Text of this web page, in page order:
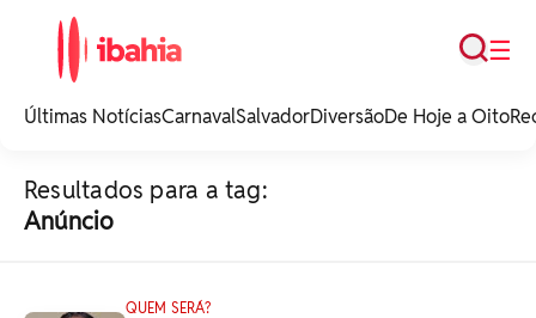
noticias e
☰
Busca
Últimas NotíciasCarnavalSalvadorDiversãoDe Hoje a Oito
Resultados para a tag:
Anúncio
QUEM SERÁ?